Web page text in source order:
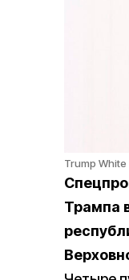
Trump
Трампа